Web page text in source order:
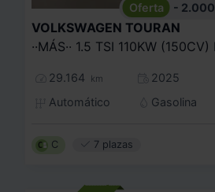
- 2.000
VOLKSWAGEN TOURAN
29.164 km
2025
Automático
Gasolina
C 7 plazas